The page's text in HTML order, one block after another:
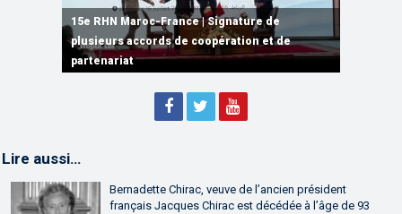
15e RHN Maroc-France | Signature de
plusieurs accords de coopération et de
partenariat
15e RHN Maroc-France | Discours de
Sébastien Lecornu premier ministre français
15e Réunion de Haut Niveau Maroc-France |
Discours de M. Aziz Akhannouch
Lire aussi…
Bernadette Chirac, veuve de l’ancien président
français Jacques Chirac est décédée à l’âge de 93